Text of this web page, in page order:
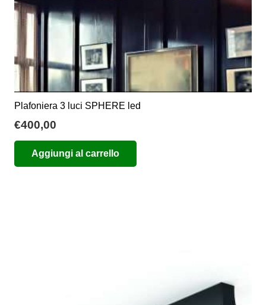
Plafoniera 3 luci SPHERE led
€400,00
Aggiungi al carrello